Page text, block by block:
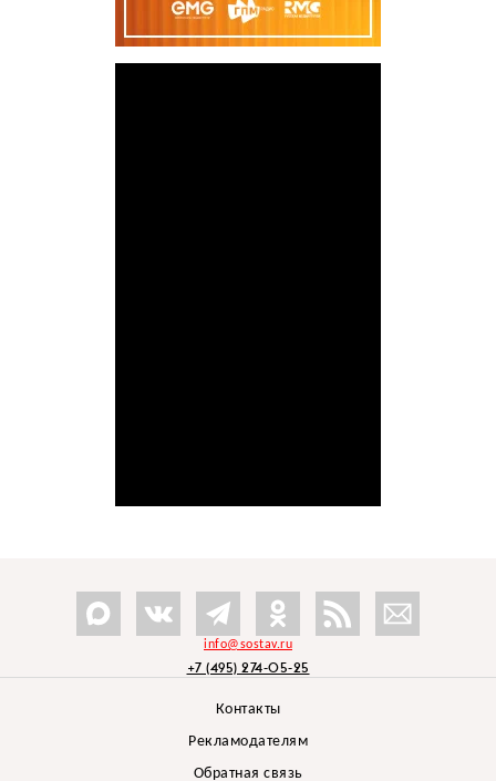
info@sostav.ru
+7 (495) 274-05-25
Контакты
Рекламодателям
Обратная связь